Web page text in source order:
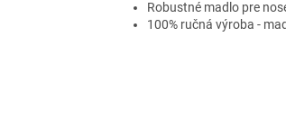
Robustné madlo pre
100% ručná výroba -